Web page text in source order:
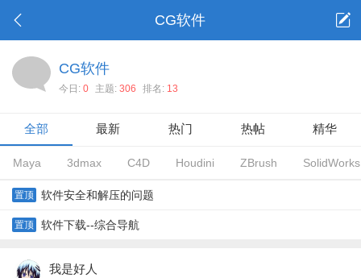
CG软件
CG软件
今日: 0 主题: 306 排名: 13
全部 最新 热门 热帖 精华
Maya 3dmax C4D Houdini ZBrush SolidWorks
置顶 软件安全和解压的问题
置顶 软件下载--综合导航
我是好人